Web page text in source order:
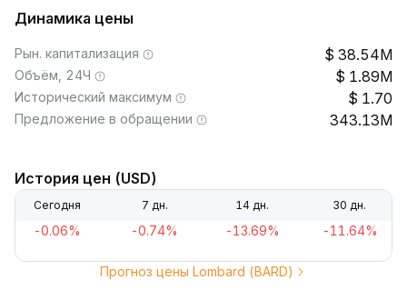
Динамика цены
Рын. капитализация 38.54M
Объём, 24Ч 1.89M
Исторический максимум 1.70
Предложение в обращении 343.13M
История цен (USD)
Сегодня 7 дн. 14 дн. 30 дн.
-0.06% -0.74% -13.69% -11.64%
Прогноз цены Lombard (BARD)